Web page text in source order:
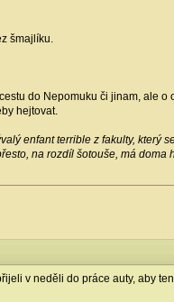
šmajlíku.
do Nepomuku či jinam, ale
hejtovat.
enfant terrible z fakulty,
na rozdíl šotouše, má
v neděli do práce auty, aby